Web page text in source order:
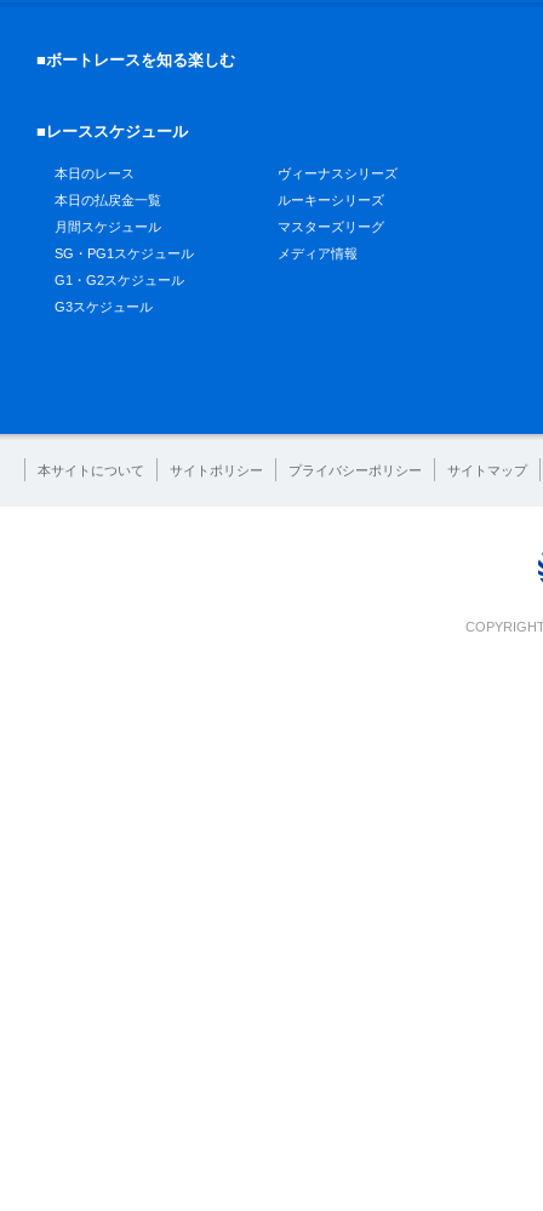
■ボートレースを知る楽しむ
■レーススケジュール
本日のレース
本日の払戻金一覧
月間スケジュール
SG・PG1スケジュール
G1・G2スケジュール
G3スケジュール
ヴィーナスシリーズ
ルーキーシリーズ
マスターズリーグ
メディア情報
本サイトについて サイトポリシー プライバシーポリシー サイトマップ